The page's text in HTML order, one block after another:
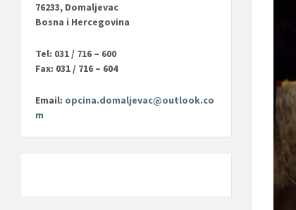
76233, Domaljevac
Bosna i Hercegovina
Tel: 031 / 716 – 600
Fax: 031 / 716 – 604
Email: opcina.domaljevac@outlook.co
m